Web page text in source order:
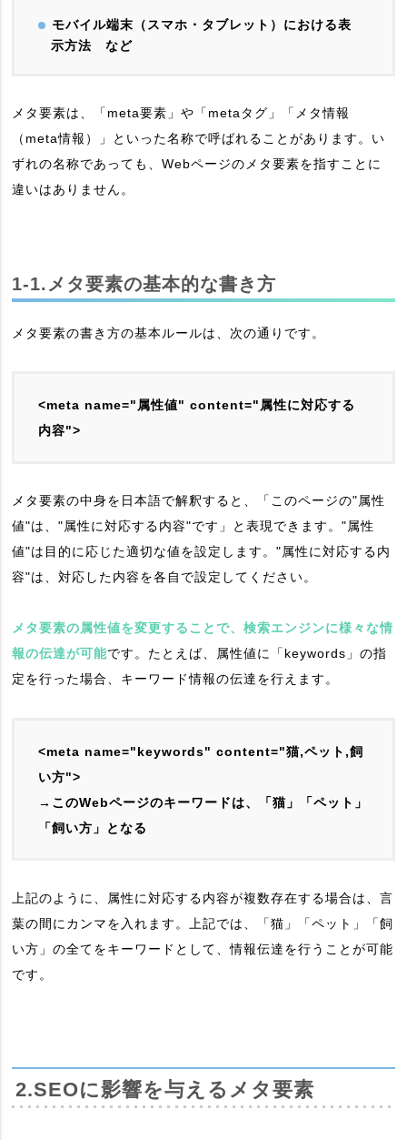
モバイル端末（スマホ・タブレット）における表
示方法 など
メタ要素は、「meta要素」や「metaタグ」「メタ情報
（meta情報）」といった名称で呼ばれることがあります。い
ずれの名称であっても、Webページのメタ要素を指すことに
違いはありません。
1-1.メタ要素の基本的な書き方
メタ要素の書き方の基本ルールは、次の通りです。
<meta name="属性値" content="属性に対応する
内容">
メタ要素の中身を日本語で解釈すると、「このページの"属性
値"は、"属性に対応する内容"です」と表現できます。"属性
値"は目的に応じた適切な値を設定します。"属性に対応する内
容"は、対応した内容を各自で設定してください。
メタ要素の属性値を変更することで、検索エンジンに様々な情
報の伝達が可能です。たとえば、属性値に「keywords」の指
定を行った場合、キーワード情報の伝達を行えます。
<meta name="keywords" content="猫,ペット,飼
い方">
→このWebページのキーワードは、「猫」「ペット」
「飼い方」となる
上記のように、属性に対応する内容が複数存在する場合は、言
葉の間にカンマを入れます。上記では、「猫」「ペット」「飼
い方」の全てをキーワードとして、情報伝達を行うことが可能
です。
2.SEOに影響を与えるメタ要素